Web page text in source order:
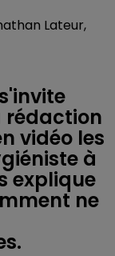
Lateur,
rédaction
vidéo les
à
explique
ne